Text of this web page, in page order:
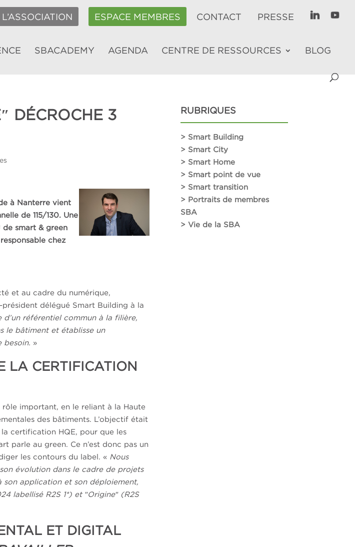
ESPACE MEMBRES CONTACT PRESSE
SBACADEMY AGENDA CENTRE DE RESSOURCES BLOG
DÉCROCHE 3
à Nanterre vient
de 115/130. Une
smart & green
chez
et au cadre du numérique,
délégué Smart Building à la
référentiel commun à la filière,
le bâtiment et établisse un
besoin. »
LA CERTIFICATION
important, en le reliant à la Haute
des bâtiments. L’objectif était
certification HQE, pour que les
parle au green. Ce n’est donc pas un
les contours du label. « Nous
évolution dans le cadre de projets
son application et son déploiement,
labellisé R2S 1*) et ″Origine″ (R2S
ET DIGITAL
RUBRIQUES
> Smart Building
> Smart City
> Smart Home
> Smart point de vue
> Smart transition
> Portraits de membres
SBA
> Vie de la SBA